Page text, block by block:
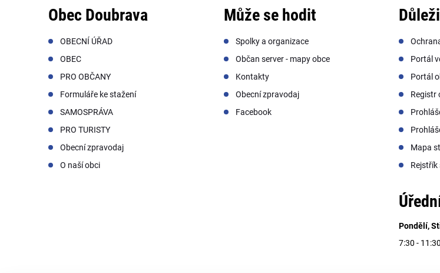
Obec Doubrava
OBECNÍ ÚŘAD
OBEC
PRO OBČANY
Formuláře ke stažení
SAMOSPRÁVA
PRO TURISTY
Obecní zpravodaj
O naší obci
Může se hodit
Spolky a organizace
Občan server - mapy obce
Kontakty
Obecní zpravodaj
Facebook
Portál
Portál
Registr
Mapa
Pondělí,
7:30 -